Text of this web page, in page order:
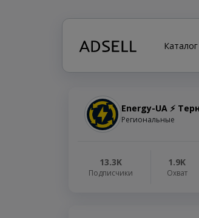
Energy-UA ⚡️
Региональные
13.3K
Подписчики
1.9K
Охват